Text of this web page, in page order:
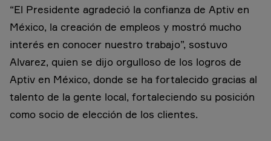
“El Presidente agradeció la confianza de Aptiv en
México, la creación de empleos y mostró mucho
interés en conocer nuestro trabajo”, sostuvo
Alvarez, quien se dijo orgulloso de los logros de
Aptiv en México, donde se ha fortalecido gracias al
talento de la gente local, fortaleciendo su posición
como socio de elección de los clientes.